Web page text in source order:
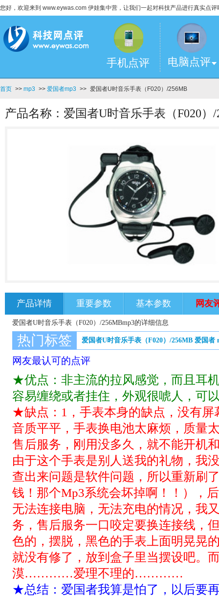
您好，欢迎来到 www.eywas.com 伊娃集中营，让我们一起对科技产品进行真实点评
手机点评 电脑点评
首页 >> mp3 >> 爱国者mp3 >> 爱国者U时音乐手表（F020）/256MB
产品名称：爱国者U时音乐手表（F020）/
产品详情 重要参数 基本参数 网友
爱国者U时音乐手表（F020）/256MBmp3的详细信息
热门标签 爱国者U时音乐手表（F020）/256MB 爱国者
网友最认可的点评
★优点：非主流的拉风感觉，而且耳
容易缠绕或者挂住，外观很唬人，可
★缺点：1，手表本身的缺点，没有屏
音质平平，手表换电池太麻烦，质
售后服务，刚用没多久，就不能开机
由于这个手表是别人送我的礼物，我
查出来问题是软件问题，所以重新刷
钱！那个Mp3系统会坏掉啊！！），
无法连接电脑，无法充电的情况，我
务，售后服务一口咬定要换连接线，
色的，摆脱，黑色的手表上面明晃晃
就没有修了，放到盒子里当摆设吧。
漠…………爱理不理的…………
★总结：爱国者我算是怕了，以后要